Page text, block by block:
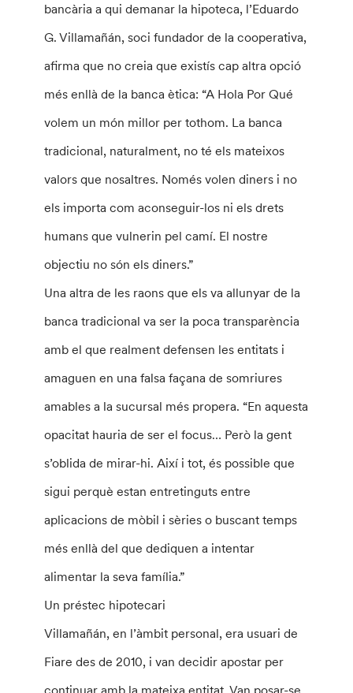
bancària a qui demanar la hipoteca, l’Eduardo
G. Villamañán, soci fundador de la cooperativa,
afirma que no creia que existís cap altra opció
més enllà de la banca ètica: “A Hola Por Qué
volem un món millor per tothom. La banca
tradicional, naturalment, no té els mateixos
valors que nosaltres. Només volen diners i no
els importa com aconseguir-los ni els drets
humans que vulnerin pel camí. El nostre
objectiu no són els diners.”
Una altra de les raons que els va allunyar de la
banca tradicional va ser la poca transparència
amb el que realment defensen les entitats i
amaguen en una falsa façana de somriures
amables a la sucursal més propera. “En aquesta
opacitat hauria de ser el focus… Però la gent
s’oblida de mirar-hi. Així i tot, és possible que
sigui perquè estan entretinguts entre
aplicacions de mòbil i sèries o buscant temps
més enllà del que dediquen a intentar
alimentar la seva família.”
Un préstec hipotecari
Villamañán, en l’àmbit personal, era usuari de
Fiare des de 2010, i van decidir apostar per
continuar amb la mateixa entitat. Van posar-se